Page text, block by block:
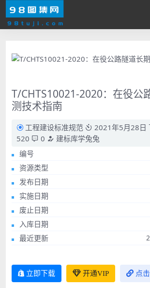
T/CHTS10021-2020：在役公
测技术指南
工程建设标准规范
2021年5月28日
520
0
建标库学兔兔
编号
资源类型
发布日期
实施日期
废止日期
入库日期
最近更新
立即下载 开通VIP 点